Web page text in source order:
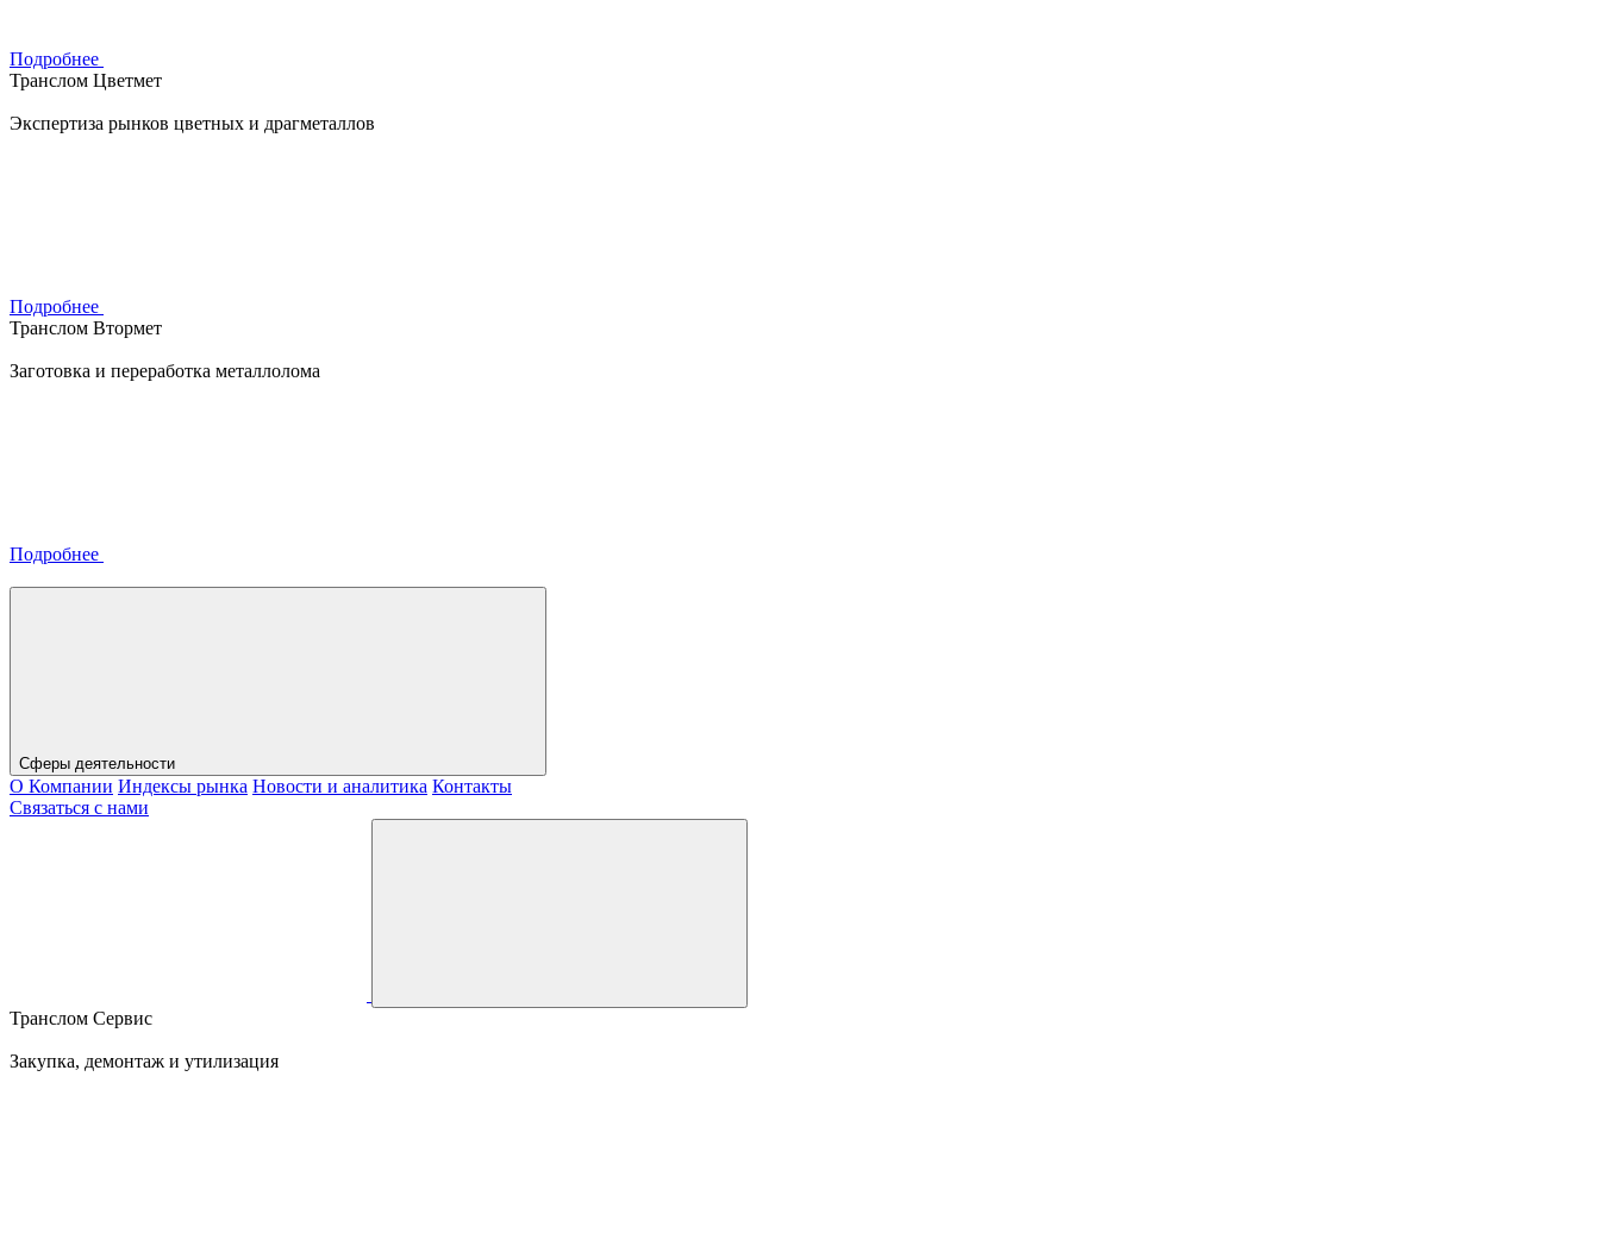
Подробнее
Транслом Цветмет
Экспертиза рынков цветных и драгметаллов
Подробнее
Транслом Втормет
Заготовка и переработка металлолома
Подробнее
Сферы деятельности
О Компании Индексы рынка Новости и аналитика Контакты
Связаться с нами
Транслом Сервис
Закупка, демонтаж и утилизация